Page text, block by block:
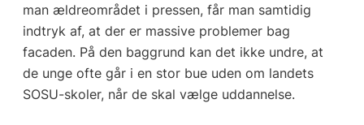
man ældreområdet i pressen, får man samtidig
indtryk af, at der er massive problemer bag
facaden. På den baggrund kan det ikke undre, at
de unge ofte går i en stor bue uden om landets
SOSU-skoler, når de skal vælge uddannelse.